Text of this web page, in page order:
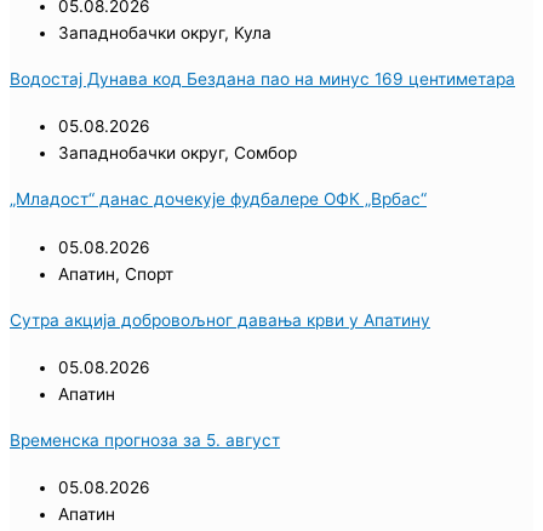
05.08.2026
Западнобачки округ, Кула
Водостај Дунава код Бездана пао на минус 169 центиметара
05.08.2026
Западнобачки округ, Сомбор
„Младост“ данас дочекује фудбалере ОФК „Врбас“
05.08.2026
Апатин, Спорт
Сутра акција добровољног давања крви у Апатину
05.08.2026
Апатин
Временска прогноза за 5. август
05.08.2026
Апатин